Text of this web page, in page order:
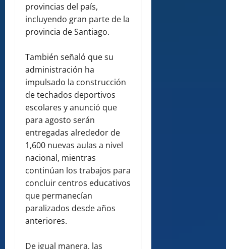
provincias del país,
incluyendo gran parte de la
provincia de Santiago.
También señaló que su
administración ha
impulsado la construcción
de techados deportivos
escolares y anunció que
para agosto serán
entregadas alrededor de
1,600 nuevas aulas a nivel
nacional, mientras
continúan los trabajos para
concluir centros educativos
que permanecían
paralizados desde años
anteriores.
De igual manera, las